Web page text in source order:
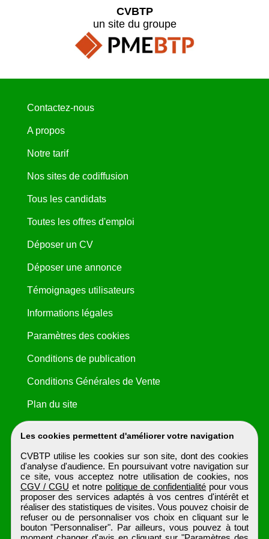
Les cookies permettent d'améliorer votre navigation
CVBTP utilise les cookies sur son site, dont des cookies
d'analyse d'audience. En poursuivant votre navigation sur
ce site, vous acceptez notre utilisation de cookies, nos
CGV / CGU et notre politique de confidentialité pour vous
proposer des services adaptés à vos centres d'intérêt et
réaliser des statistiques de visites. Vous pouvez choisir de
refuser ou de personnaliser vos choix en cliquant sur le
bouton "Personnaliser". Par ailleurs, vous pouvez à tout
CVBTP
un site du groupe
Contactez-nous
A propos
Notre tarif
Nos sites de codiffusion
Tous les candidats
Toutes les offres d'emploi
Déposer un CV
Déposer une annonce
Témoignages utilisateurs
Informations légales
Paramètres des cookies
Conditions de publication
Conditions Générales de Vente
Plan du site